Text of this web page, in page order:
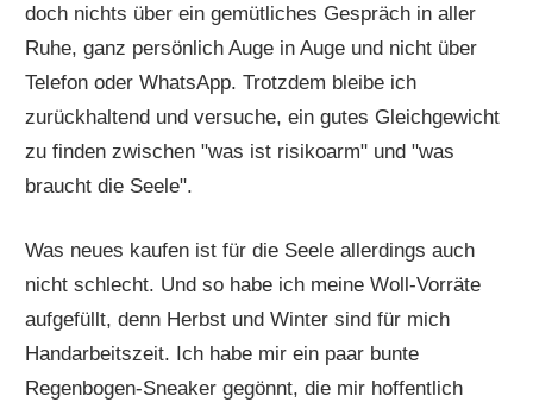
doch nichts über ein gemütliches Gespräch in aller
Ruhe, ganz persönlich Auge in Auge und nicht über
Telefon oder WhatsApp. Trotzdem bleibe ich
zurückhaltend und versuche, ein gutes Gleichgewicht
zu finden zwischen "was ist risikoarm" und "was
braucht die Seele".
Was neues kaufen ist für die Seele allerdings auch
nicht schlecht. Und so habe ich meine Woll-Vorräte
aufgefüllt, denn Herbst und Winter sind für mich
Handarbeitszeit. Ich habe mir ein paar bunte
Regenbogen-Sneaker gegönnt, die mir hoffentlich